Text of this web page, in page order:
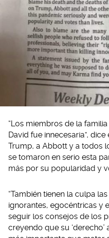
“Los miembros de la
David fue innecesaria”,
Trump, a Abbott y a todos
se tomaron en serio esta
más por su popularidad y
“También tienen la culpa
ignorantes, egocéntricas y
seguir los consejos de los
creyendo que su